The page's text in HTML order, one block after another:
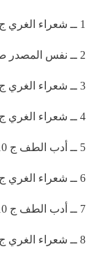
1 ــ شعراء الغري ج 7 ص 168 ــ 270
2 ــ نفس المصدر ص 164 ــ 165
3 ــ شعراء الغري ج 7 ص 164 ــ 165
4 ــ شعراء الغري ج 7 ص 165
5 ــ أدب الطف ج 10 ص 145
6 ــ شعراء الغري ج 7 ص 165
7 ــ أدب الطف ج 10 ص 145
8 ــ شعراء الغري ج 7 ص 170